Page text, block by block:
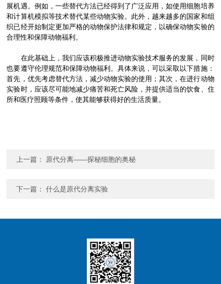
展机遇。例如，一些替代方法已经得到了广泛应用，如使用细胞培养
和计算机模拟等技术替代某些动物实验。此外，越来越多的国家和组
织已经开始制定更加严格的动物保护法律和规定，以确保动物实验的
合理性和保障动物福利。
在此基础上，我们应该积极推进动物实验技术服务的发展，同时
也要遵守伦理规范和保障动物福利。具体来说，可以采取以下措施：
首先，优先考虑替代方法，减少动物实验的使用；其次，在进行动物
实验时，应该尽可能地减少痛苦和死亡风险，并提供适当的饮食、住
所和医疗照顾等条件，使其能够获得好的生活质量。
上一篇： 原代分离——探秘细胞的奥秘
下一篇：什么是原代分离实验